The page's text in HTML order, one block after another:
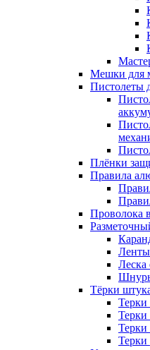
Мешки для
Пистолеты
Плёнки
Правила
Проволока
Леска
Тёрки
Терки
Терки
Терки
Терки